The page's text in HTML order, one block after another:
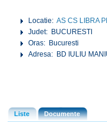
Locatie:AS CS LIBRA
Judet: BUCURESTI
Oras: Bucuresti
Adresa: BD IULIU
Liste Documente